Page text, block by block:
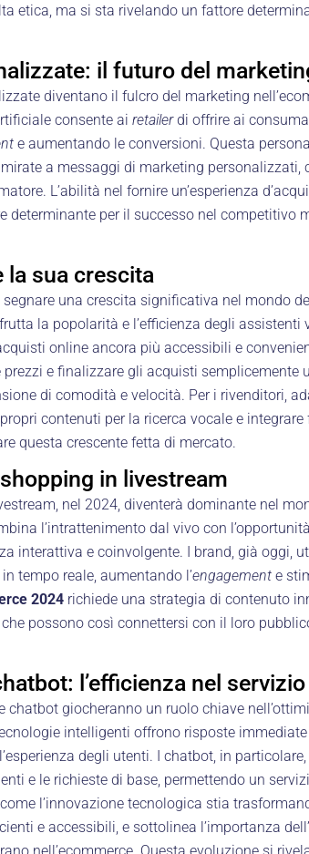
etica, ma si sta rivelando un fattore
il futuro del
diventano il fulcro del marketing
consente ai retailerdi offrire ai
e aumentando le conversioni. Questa
a messaggi di marketing personalizzati,
L’abilità nel fornire un’esperienza
determinante per il successo nel competitivo
la sua crescita
una crescita significativa nel mondo
la popolarità e l’efficienza degli assistenti
online ancora più accessibili e
e finalizzare gli acquisti semplicemente
di comodità e velocità. Per i rivenditori,
contenuti per la ricerca vocale e
questa crescente fetta di mercato.
in livestream
nel 2024, diventerà dominante nel
l’intrattenimento dal vivo con
interattiva e coinvolgente. I brand, già oggi,
tempo reale, aumentando l’engagement e
2024 richiede una strategia di contenuto
possono così connettersi con il loro
l’efficienza nel
chatbot giocheranno un ruolo chiave
intelligenti offrono risposte
degli utenti. I chatbot, in
e le richieste di base, permettendo un
l’innovazione tecnologica stia
e accessibili, e sottolinea l’importanza